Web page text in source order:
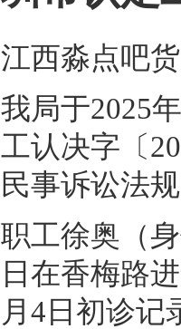
江西淼点吧
我局于2025
工认决字〔
民事诉讼法
职工徐奥（
日在香梅路
月4日初诊记